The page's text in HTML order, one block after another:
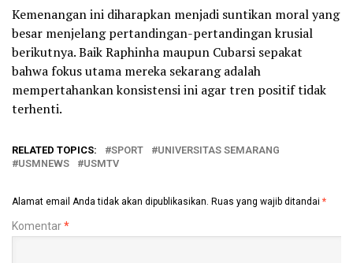
Kemenangan ini diharapkan menjadi suntikan moral yang
besar menjelang pertandingan-pertandingan krusial
berikutnya. Baik Raphinha maupun Cubarsi sepakat
bahwa fokus utama mereka sekarang adalah
mempertahankan konsistensi ini agar tren positif tidak
terhenti.
RELATED TOPICS: SPORT
UNIVERSITAS SEMARANG
USMNEWS
USMTV
Alamat email Anda tidak akan dipublikasikan. Ruas yang wajib ditandai *
Komentar*